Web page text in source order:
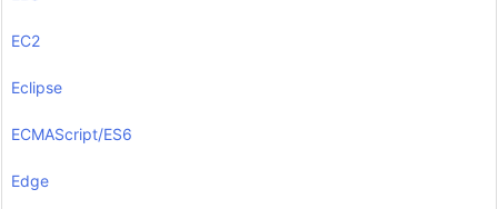
EC2
Eclipse
ECMAScript/ES6
Edge